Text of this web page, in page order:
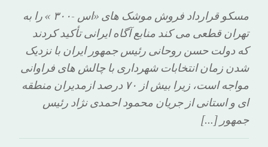
مسکو قرارداد فروش موشک های «اس -۳۰۰ » را به
تهران قطعی می کند منابع آگاه ایرانی تأکید کردند
که دولت حسن روحانی رئیس جمهور ایران با نزدیک
شدن زمان انتخابات شهرداری با چالش های فراوانی
مواجه است، زیرا بیش از ۷۰ درصد ازمدیران منطقه
ای و استانی از جریان محمود احمدی نژاد رئیس
جمهور […]